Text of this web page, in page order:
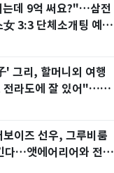
데 9억 써요?"…삼전
3:3 단체소개팅 예능
' 그리, 할머니외 여행
전라도에 잘 있어"…유
이즈 선우, 그루비룸
다…앳에어리어와 전속